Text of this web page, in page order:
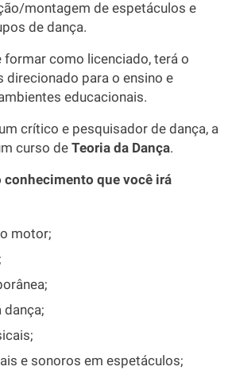
montagem de espetáculos e
de dança.
formar como licenciado, terá o
direcionado para o ensino e
educacionais.
crítico e pesquisador de dança, a
curso de Teoria da Dança.
conhecimento que você irá
motor;
dança;
e sonoros em espetáculos;